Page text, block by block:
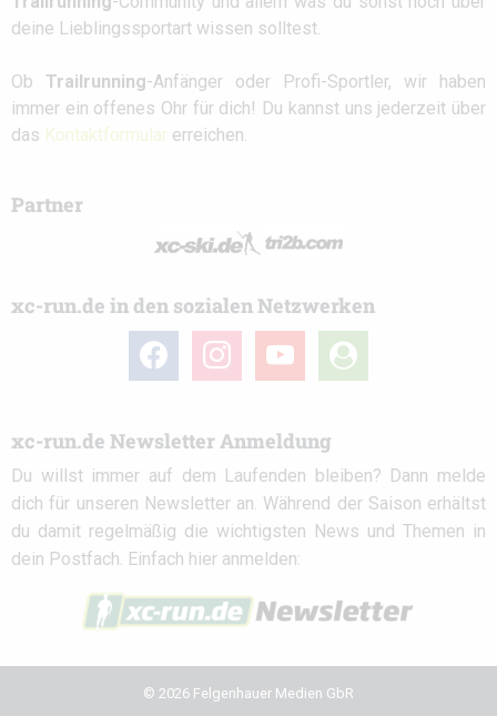
deine Lieblingssportart wissen solltest.
Ob Trailrunning-Anfänger oder Profi-Sportler, wir haben
immer ein offenes Ohr für dich! Du kannst uns jederzeit über
das Kontaktformular erreichen.
Partner
xc-run.de in den sozialen Netzwerken
facebook instagramyoutube
user-
circle
xc-run.de Newsletter Anmeldung
Du willst immer auf dem Laufenden bleiben? Dann melde
dich für unseren Newsletter an. Während der Saison erhältst
du damit regelmäßig die wichtigsten News und Themen in
dein Postfach. Einfach hier anmelden:
© 2026 Felgenhauer Medien GbR